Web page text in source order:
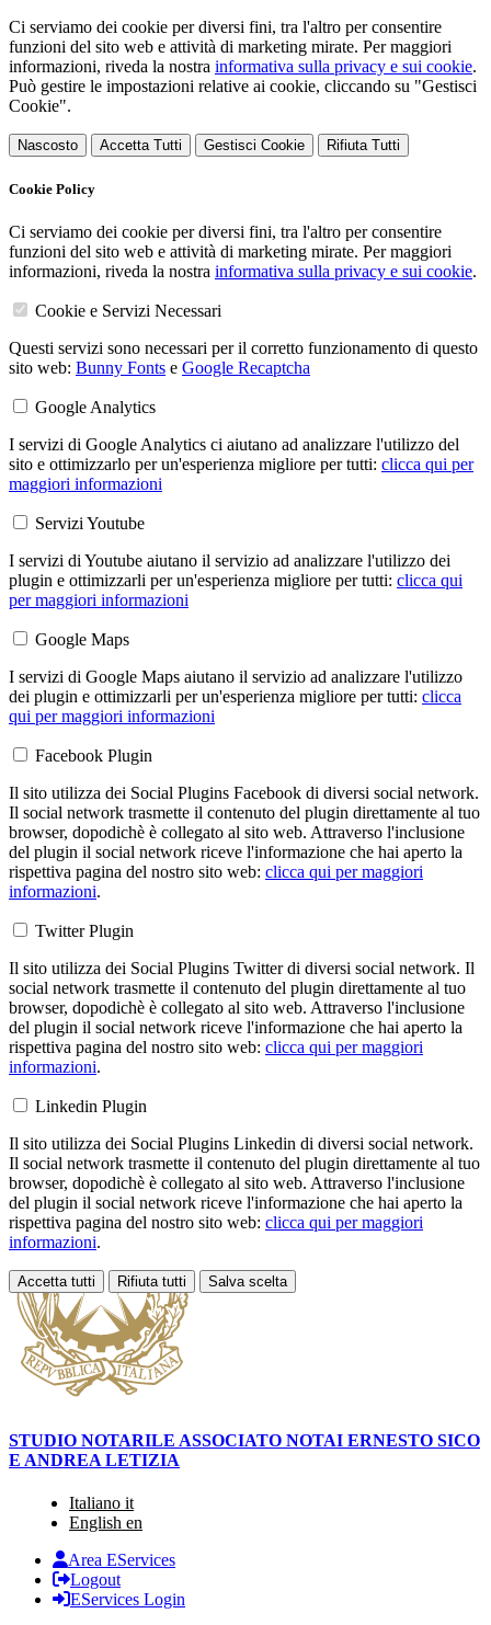
Ci serviamo dei cookie per diversi fini, tra l'altro per consentire
funzioni del sito web e attività di marketing mirate. Per maggiori
informazioni, riveda la nostra informativa sulla privacy e sui cookie.
Può gestire le impostazioni relative ai cookie, cliccando su "Gestisci
Cookie".
Nascosto Accetta Tutti Gestisci Cookie Rifiuta Tutti
Cookie Policy
Ci serviamo dei cookie per diversi fini, tra l'altro per consentire
funzioni del sito web e attività di marketing mirate. Per maggiori
informazioni, riveda la nostra informativa sulla privacy e sui cookie.
Cookie e Servizi Necessari
Questi servizi sono necessari per il corretto funzionamento di questo
sito web: Bunny Fonts e Google Recaptcha
Google Analytics
I servizi di Google Analytics ci aiutano ad analizzare l'utilizzo del
sito e ottimizzarlo per un'esperienza migliore per tutti: clicca qui per
maggiori informazioni
Servizi Youtube
I servizi di Youtube aiutano il servizio ad analizzare l'utilizzo dei
plugin e ottimizzarli per un'esperienza migliore per tutti: clicca qui
per maggiori informazioni
Google Maps
I servizi di Google Maps aiutano il servizio ad analizzare l'utilizzo
dei plugin e ottimizzarli per un'esperienza migliore per tutti: clicca
qui per maggiori informazioni
Facebook Plugin
Il sito utilizza dei Social Plugins Facebook di diversi social network.
Il social network trasmette il contenuto del plugin direttamente al tuo
browser, dopodichè è collegato al sito web. Attraverso l'inclusione
del plugin il social network riceve l'informazione che hai aperto la
rispettiva pagina del nostro sito web: clicca qui per maggiori
informazioni.
Twitter Plugin
Il sito utilizza dei Social Plugins Twitter di diversi social network. Il
social network trasmette il contenuto del plugin direttamente al tuo
browser, dopodichè è collegato al sito web. Attraverso l'inclusione
del plugin il social network riceve l'informazione che hai aperto la
rispettiva pagina del nostro sito web: clicca qui per maggiori
informazioni.
Linkedin Plugin
Il sito utilizza dei Social Plugins Linkedin di diversi social network.
Il social network trasmette il contenuto del plugin direttamente al tuo
browser, dopodichè è collegato al sito web. Attraverso l'inclusione
del plugin il social network riceve l'informazione che hai aperto la
rispettiva pagina del nostro sito web: clicca qui per maggiori
informazioni.
Accetta tutti Rifiuta tutti Salva scelta
Loading...
STUDIO NOTARILE ASSOCIATO NOTAI ERNESTO SICO
E ANDREA LETIZIA
Italiano it
English en
Area EServices
Logout
EServices Login